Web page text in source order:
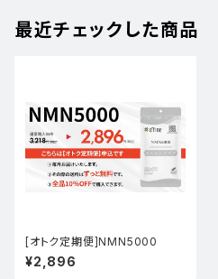
最近チェックした商品
[オトク定期便]NMN5000
¥2,896